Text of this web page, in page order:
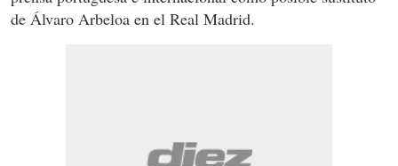
de Álvaro Arbeloa en el Real Madrid.